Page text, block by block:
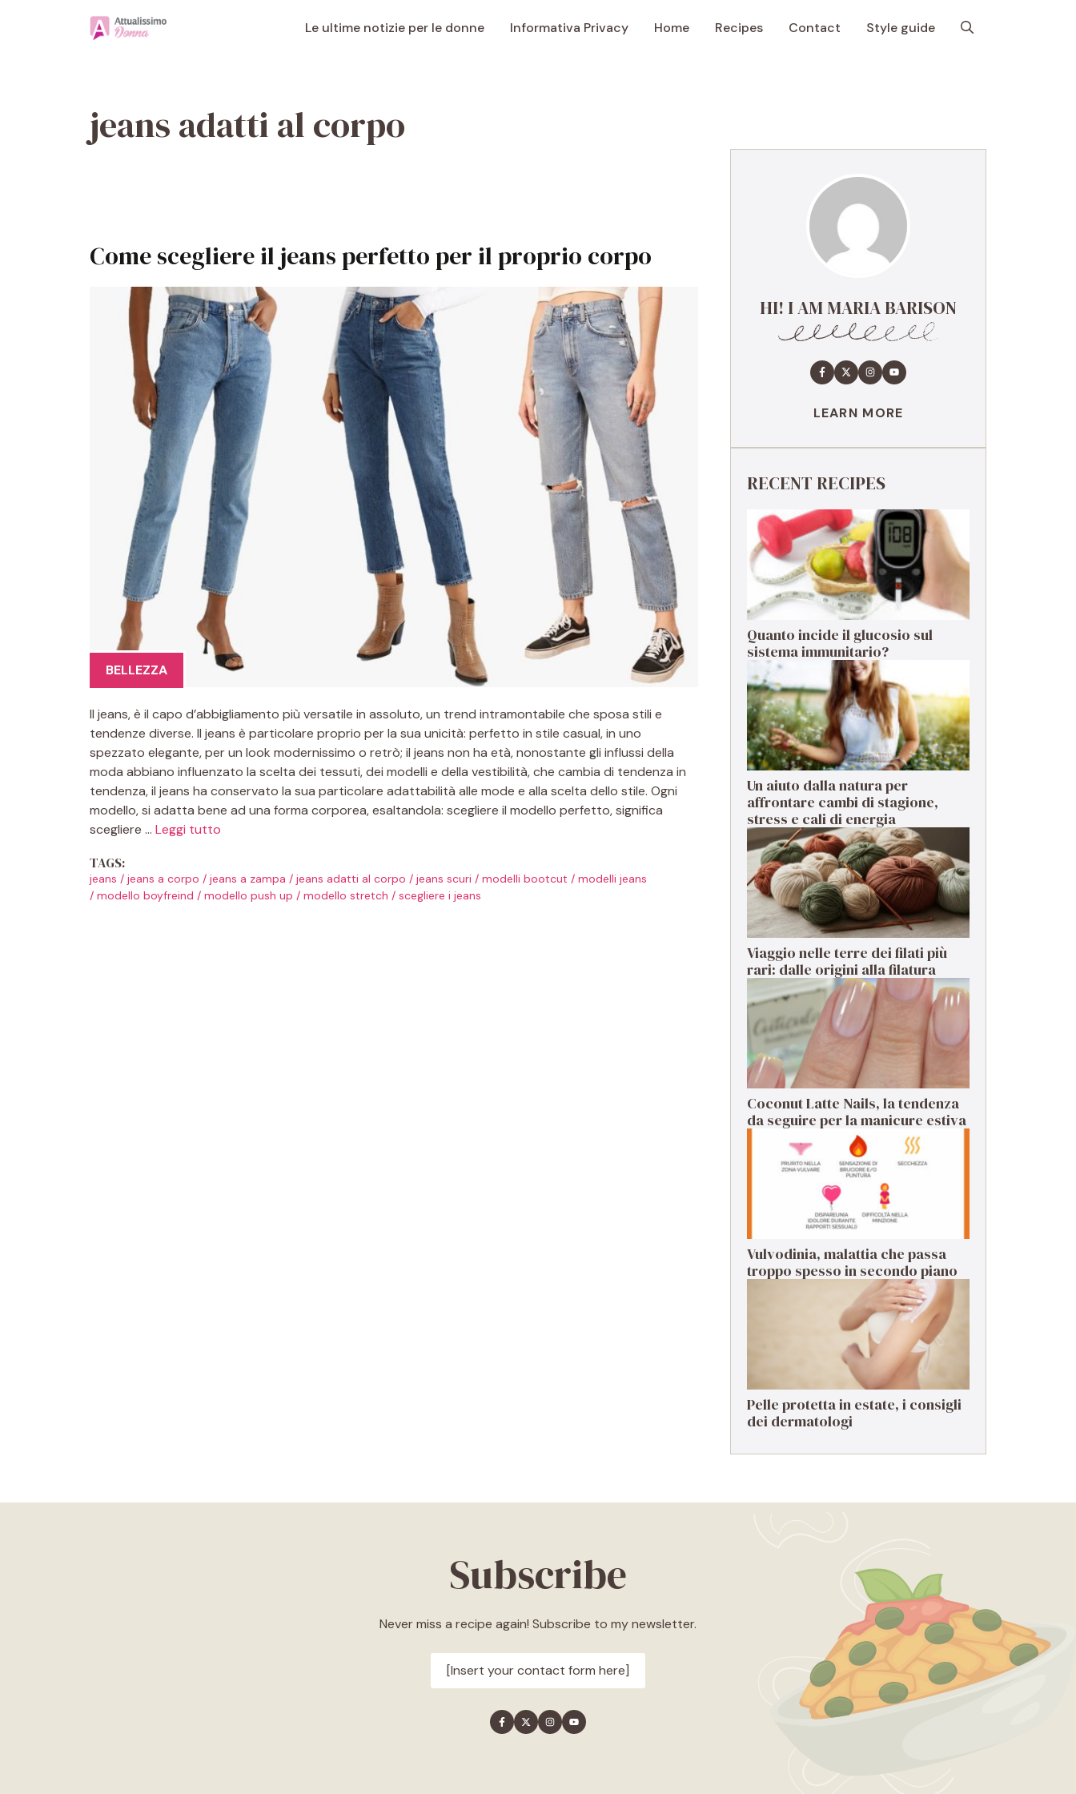
Le ultime notizie per le donne Informativa Privacy Home Recipes Contact Style guide
jeans adatti al corpo
Come scegliere il jeans perfetto per il proprio corpo
BELLEZZA
Il jeans, è il capo d’abbigliamento più versatile in assoluto, un trend intramontabile che sposa stili e
tendenze diverse. Il jeans è particolare proprio per la sua unicità: perfetto in stile casual, in uno
spezzato elegante, per un look modernissimo o retrò; il jeans non ha età, nonostante gli influssi della
moda abbiano influenzato la scelta dei tessuti, dei modelli e della vestibilità, che cambia di tendenza in
tendenza, il jeans ha conservato la sua particolare adattabilità alle mode e alla scelta dello stile. Ogni
modello, si adatta bene ad una forma corporea, esaltandola: scegliere il modello perfetto, significa
scegliere … Leggi tutto
TAGS:
jeans / jeans a corpo / jeans a zampa / jeans adatti al corpo / jeans scuri / modelli bootcut / modelli jeans
/ modello boyfreind / modello push up / modello stretch / scegliere i jeans
HI! I AM MARIA BARISON
LEARN MORE
RECENT RECIPES
Quanto incide il glucosio sul
sistema immunitario?
Un aiuto dalla natura per
affrontare cambi di stagione,
stress e cali di energia
Viaggio nelle terre dei filati più
rari: dalle origini alla filatura
Coconut Latte Nails, la tendenza
da seguire per la manicure estiva
Vulvodinia, malattia che passa
troppo spesso in secondo piano
Pelle protetta in estate, i consigli
dei dermatologi
Subscribe
Never miss a recipe again! Subscribe to my newsletter.
[Insert your contact form here]